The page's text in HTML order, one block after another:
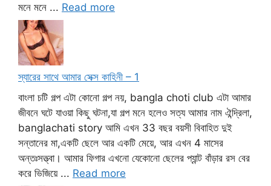
মনে মনে ... Read more
স্যারের সাথে আমার সেক্স কাহিনী – 1
বাংলা চটি গল্প এটা কোনো গল্প নয়, bangla choti club এটা আমার
জীবনে ঘটে যাওয়া কিছু ঘটনা,যা গল্প মনে হলেও সত্য আমার নাম ঐন্দ্রিলা,
banglachati story আমি এখন 33 বছর বয়সী বিবাহিত দুই
সন্তানের মা,একটি ছেলে আর একটি মেয়ে, আর এখন 4 মাসের
অন্তঃসত্ত্বা। আমার ফিগার এখনো যেকোনো ছেলের প্যান্ট বাঁড়ার রস বের
করে ভিজিয়ে ... Read more